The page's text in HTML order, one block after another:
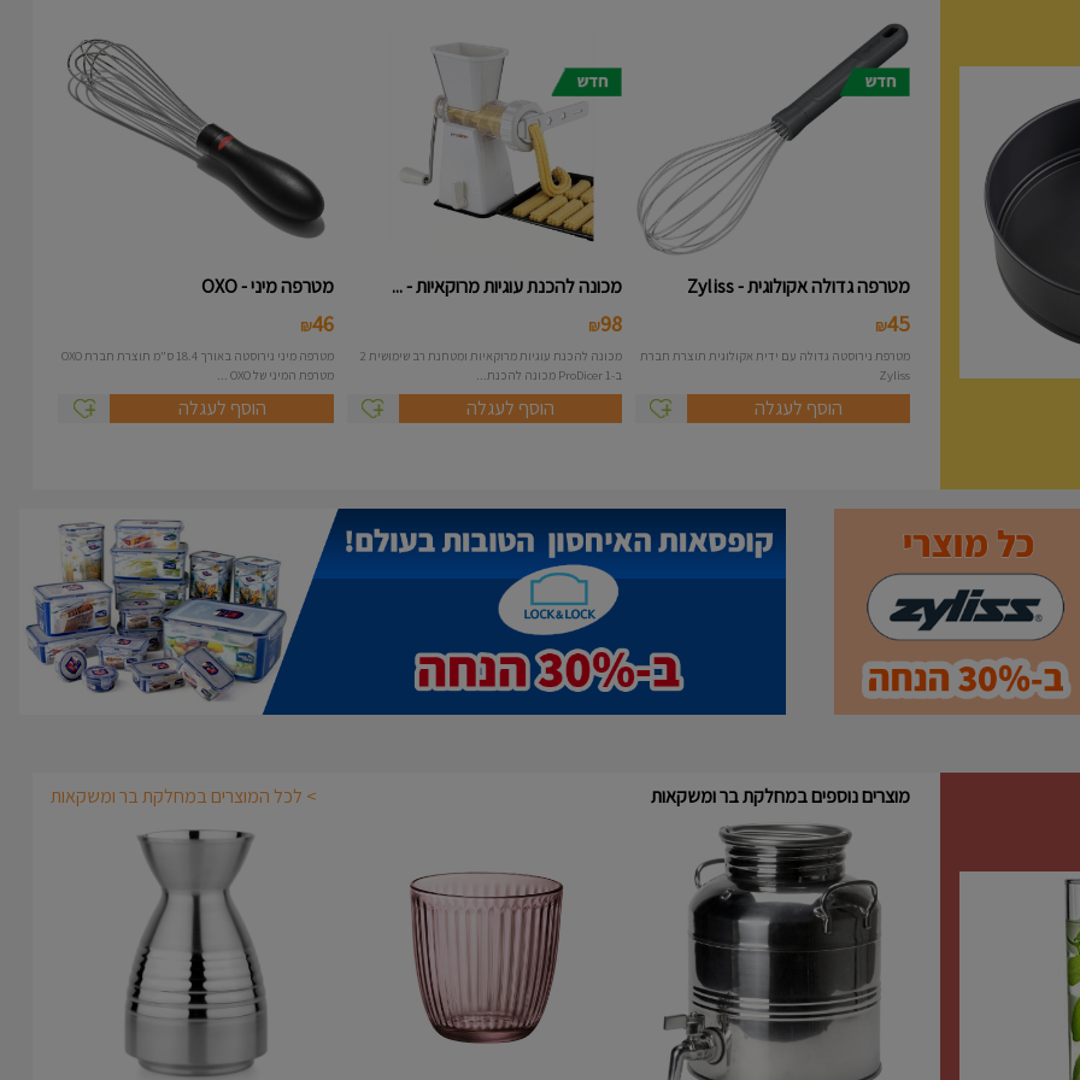
מטרפה גדולה אקולוגית - Zyliss
45
₪
מטרפת נירוסטה גדולה עם ידית אקולוגית תוצרת חברת
Zyliss
הוסף לעגלה
מכונה להכנת עוגיות מרוקאיות - ...
98
₪
מכונה להכנת עוגיות מרוקאיות ומטחנת רב שימושית 2
ב-1 ProDicer מכונה להכנת...
הוסף לעגלה
מטרפה מיני - OXO
46
₪
מטרפה מיני נירוסטה באורך 18.4 ס"מ תוצרת חברת OXO
מטרפת המיני של OXO ...
הוסף לעגלה
מוצרים נוספים במחלקת בר ומשקאות > לכל המוצרים במחלקת בר ומשקאות